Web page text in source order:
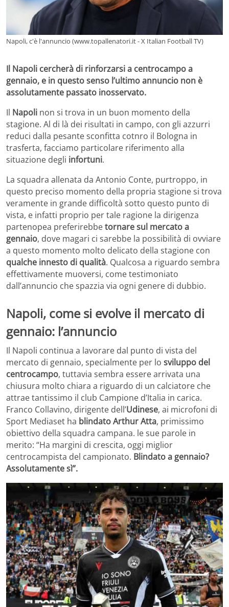
Napoli, c'è l'annuncio (www.topallenatori.it - X Italian Football TV)
Il Napoli cercherà di rinforzarsi a centrocampo a
gennaio, e in questo senso l’ultimo annuncio non è
assolutamente passato inosservato.
Il Napoli non si trova in un buon momento della
stagione. Al di là dei risultati in campo, con gli azzurri
reduci dalla pesante sconfitta cotnro il Bologna in
trasferta, facciamo particolare riferimento alla
situazione degli infortuni.
La squadra allenata da Antonio Conte, purtroppo, in
questo preciso momento della propria stagione si trova
veramente in grande difficoltà sotto questo punto di
vista, e infatti proprio per tale ragione la dirigenza
partenopea preferirebbetornare sul mercato a
gennaio, dove magari ci sarebbe la possibilità di ovviare
a questo momento molto delicato della stagione con
qualche innesto di qualità. Qualcosa a riguardo sembra
effettivamente muoversi, come testimoniato
dall’annuncio che spazzia via ogni genere di dubbio.
Napoli, come si evolve il mercato di
gennaio: l’annuncio
Il Napoli continua a lavorare dal punto di vista del
mercato di gennaio, specialmente per lo sviluppo del
centrocampo, tuttavia sembra essere arrivata una
chiusura molto chiara a riguardo di un calciatore che
attrae tantissimo il club Campione d’Italia in carica.
Franco Collavino, dirigente dell’Udinese, ai microfoni di
Sport Mediaset ha blindato Arthur Atta, primissimo
obiettivo della squadra campana. le sue parole in
merito: “Ha margini di crescita, oggi miglior
centrocampista del campionato. Blindato a gennaio?
Assolutamente sì”.